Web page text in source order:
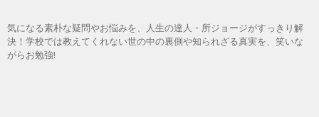
気になる素朴な疑問やお悩みを、人生の達人・所ジョージがすっきり解
決！学校では教えてくれない世の中の裏側や知られざる真実を、笑いな
がらお勉強!